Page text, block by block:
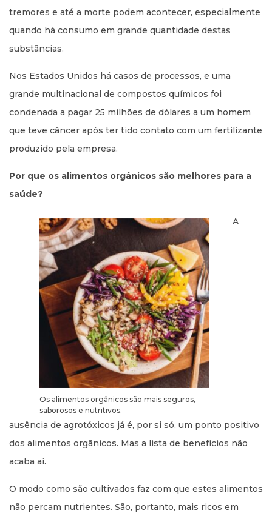
tremores e até a morte podem acontecer, especialmente
quando há consumo em grande quantidade destas
substâncias.
Nos Estados Unidos há casos de processos, e uma
grande multinacional de compostos químicos foi
condenada a pagar 25 milhões de dólares a um homem
que teve câncer após ter tido contato com um fertilizante
produzido pela empresa.
Por que os alimentos orgânicos são melhores para a
saúde?
Os alimentos orgânicos são mais seguros,
saborosos e nutritivos.
A
ausência de agrotóxicos já é, por si só, um ponto positivo
dos alimentos orgânicos. Mas a lista de benefícios não
acaba aí.
O modo como são cultivados faz com que estes alimentos
não percam nutrientes. São, portanto, mais ricos em